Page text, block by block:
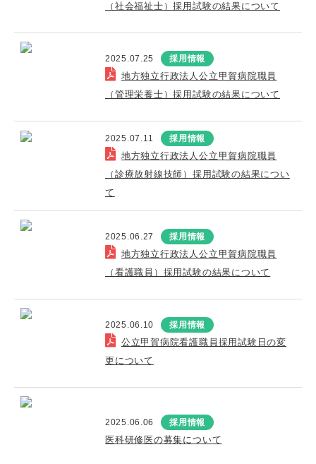
（社会福祉士）採用試験の結果について
2025.07.25 採用情報
地方独立行政法人公立甲賀病院職員
（管理栄養士）採用試験の結果について
2025.07.11 採用情報
地方独立行政法人公立甲賀病院職員
（診療放射線技師）採用試験の結果につい
て
2025.06.27 採用情報
地方独立行政法人公立甲賀病院職員
（看護職員）採用試験の結果について
2025.06.10 採用情報
公立甲賀病院看護職員採用試験日の変
更について
2025.06.06 採用情報
医科研修医の募集について